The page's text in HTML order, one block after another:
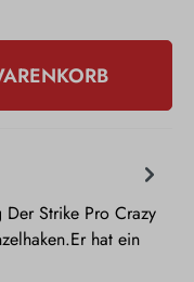
Strike Pro Crazy
hat ein